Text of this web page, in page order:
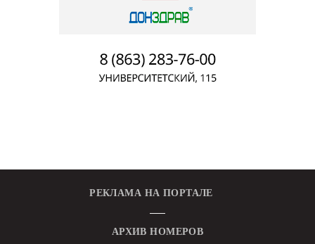
РЕКЛАМА НА ПОРТАЛЕ
АРХИВ НОМЕРОВ